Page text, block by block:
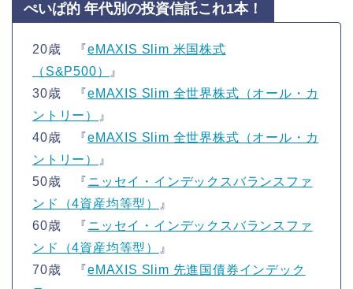
ぺいぱ的 年代別の投資信託これ1本！
20歳 『eMAXIS Slim 米国株式
（S&P500） 』
30歳 『eMAXIS Slim 全世界株式（オール・カ
ントリー）
』
40歳 『eMAXIS Slim 全世界株式（オール・カ
ントリー）
』
50歳 『ニッセイ・インデックスバランスファ
ンド（4資産均等型）
』
60歳 『ニッセイ・インデックスバランスファ
ンド（4資産均等型）
』
70歳 『eMAXIS Slim 先進国債券インデック